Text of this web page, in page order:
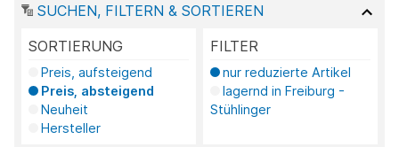
SUCHEN, FILTERN & SORTIEREN
SORTIERUNG
Preis, aufsteigend
Preis, absteigend
Neuheit
Hersteller
FILTER
nur reduzierte Artikel
lagernd in Freiburg -
Stühlinger